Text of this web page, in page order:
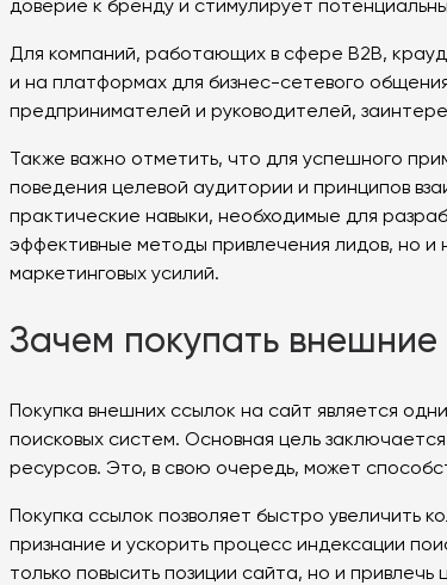
доверие к бренду и стимулирует
Для компаний, работающих в сфере B2B,
и на платформах для бизнес-сетевого
предпринимателей и руководителей,
Также важно отметить, что для успешного
поведения целевой аудитории и принципов
практические навыки, необходимые для
эффективные методы привлечения лидов, но и
маркетинговых усилий.
Зачем покупать
Покупка внешних ссылок на сайт является
поисковых систем. Основная цель
ресурсов. Это, в свою очередь, может
Покупка ссылок позволяет быстро увеличить
признание и ускорить процесс индексации
только повысить позиции сайта, но и